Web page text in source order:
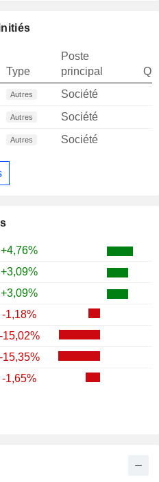
+4,76%
+3,09%
+3,09%
-1,18%
-15,02%
-15,35%
-1,65%
Type
Poste
principal
Management LLC
Autres
Société
Management LLC
Autres
Société
Management LLC
Autres Société